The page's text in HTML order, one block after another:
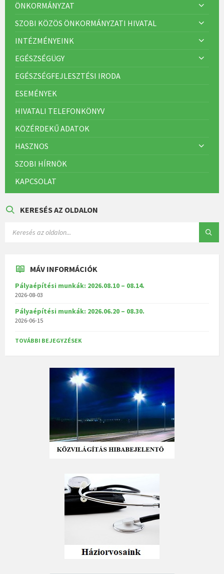
ÖNKORMÁNYZAT
SZOBI KÖZÖS ÖNKORMÁNYZATI HIVATAL
INTÉZMÉNYEINK
EGÉSZSÉGÜGY
EGÉSZSÉGFEJLESZTÉSI IRODA
ESEMÉNYEK
HIVATALI TELEFONKÖNYV
KÖZÉRDEKŰ ADATOK
HASZNOS
SZOBI HÍRNÖK
KAPCSOLAT
KERESÉS AZ OLDALON
MÁV INFORMÁCIÓK
Pályaépítési munkák: 2026.08.10 – 08.14.
2026-08-03
Pályaépítési munkák: 2026.06.20 – 08.30.
2026-06-15
TOVÁBBI BEJEGYZÉSEK